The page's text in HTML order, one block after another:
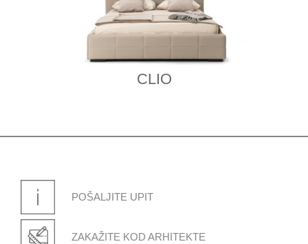
CLIO
POŠALJITE UPIT
ZAKAŽITE KOD ARHITEKTE